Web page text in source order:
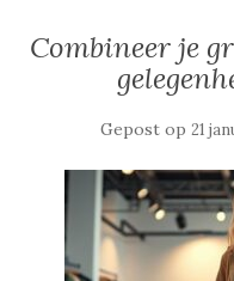
Combineer je
Gepost op 21